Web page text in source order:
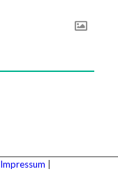
Impressum